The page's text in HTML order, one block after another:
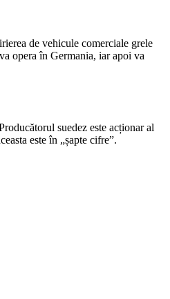
de vehicule comerciale grele
opera în Germania, iar apoi va
suedez este acționar al
este în „șapte cifre”.